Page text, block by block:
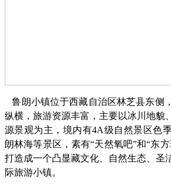
鲁朗小镇位于西藏自治区林芝县东侧
纵横，旅游资源丰富，主要以冰川地貌
源景观为主，境内有4A级自然景区色
朗林海等景区，素有“天然氧吧”和“东方
打造成一个凸显藏文化、自然生态、圣
际旅游小镇。